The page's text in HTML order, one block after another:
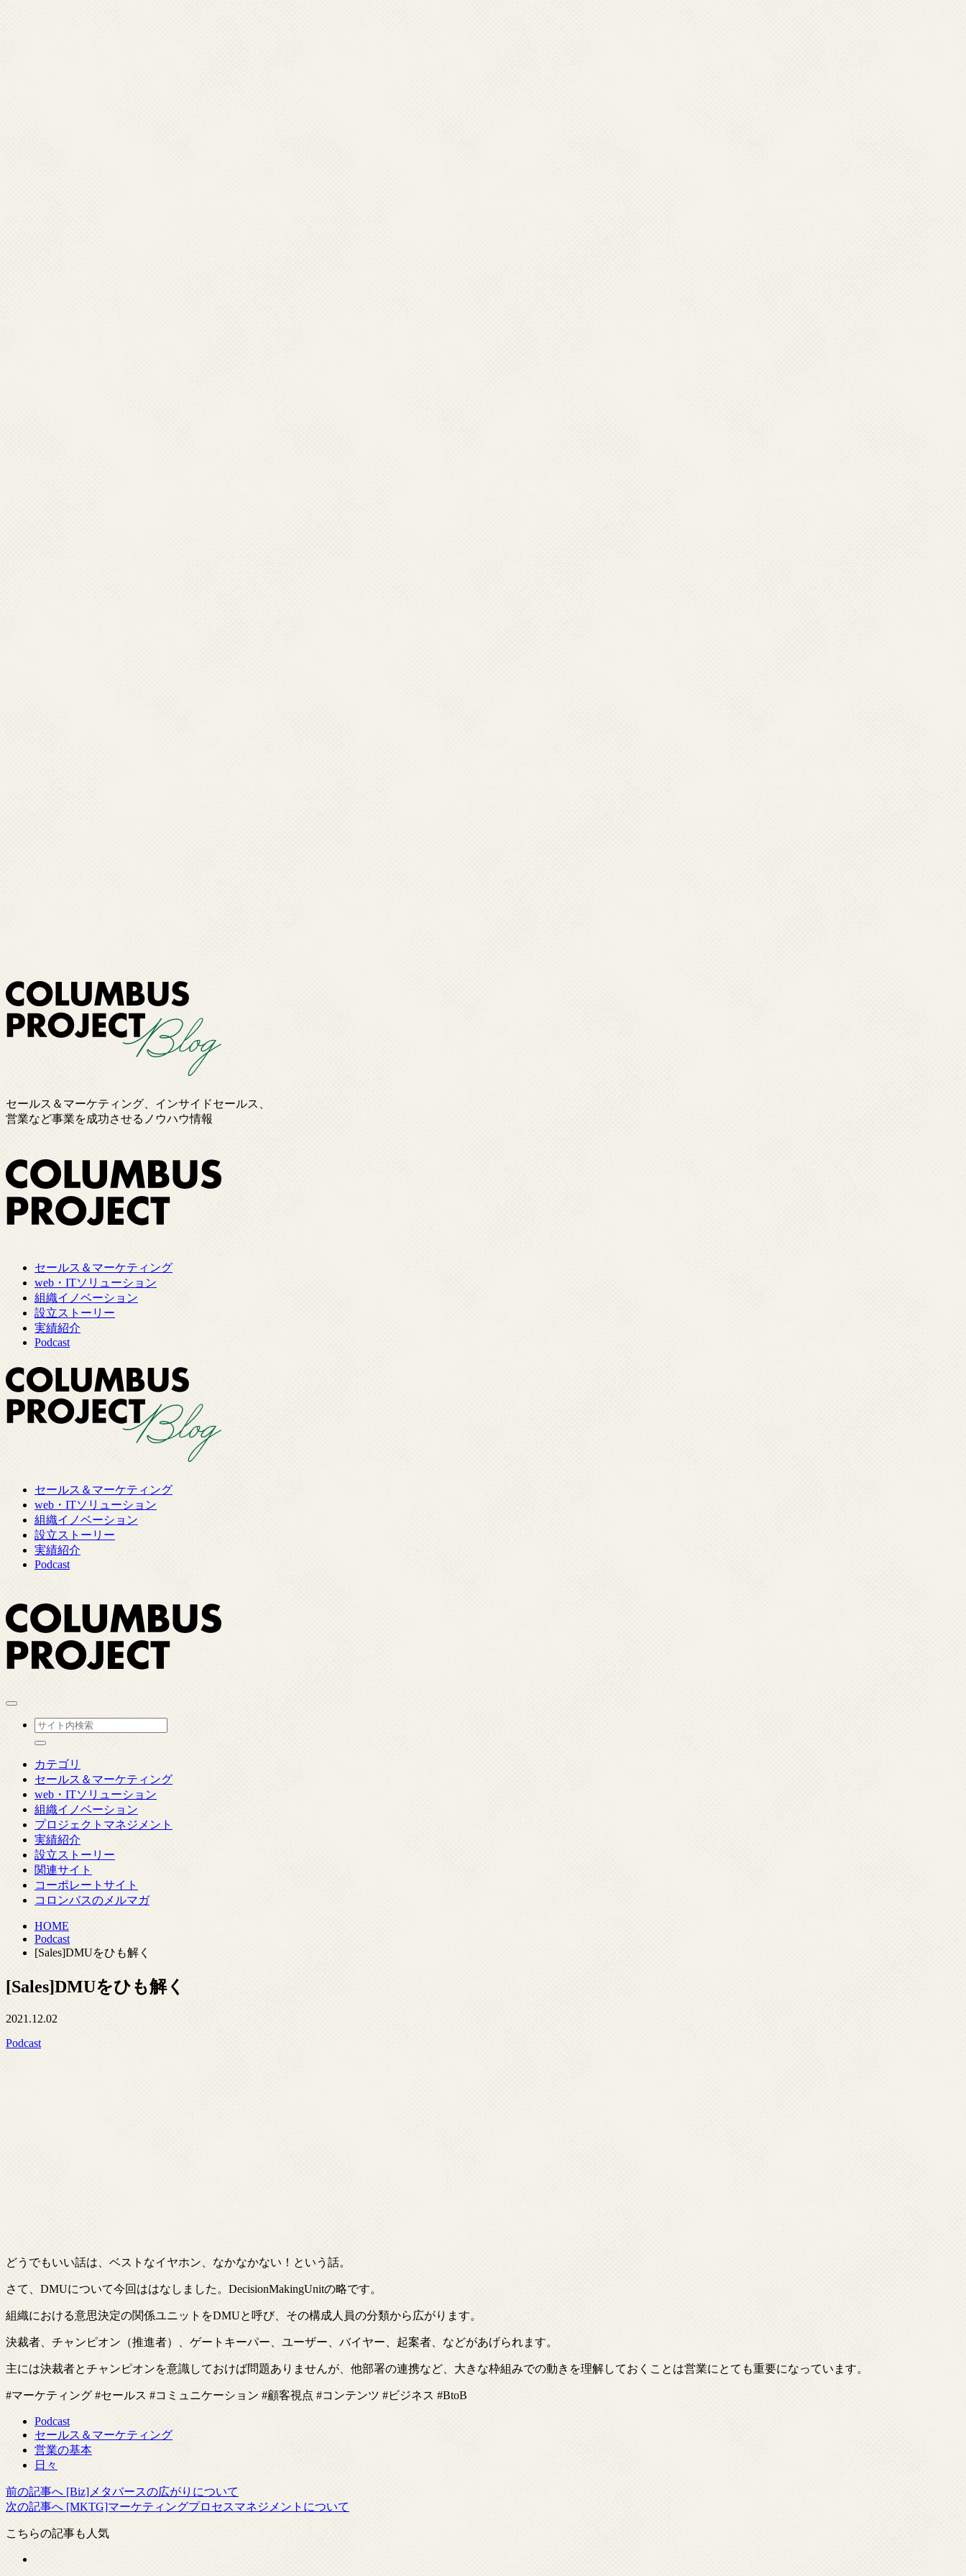
セールス＆マーケティング、インサイドセールス、
営業など事業を成功させるノウハウ情報
セールス＆マーケティング
web・ITソリューション
組織イノベーション
設立ストーリー
実績紹介
Podcast
セールス＆マーケティング
web・ITソリューション
組織イノベーション
設立ストーリー
実績紹介
Podcast
カテゴリ
セールス＆マーケティング
web・ITソリューション
組織イノベーション
プロジェクトマネジメント
実績紹介
設立ストーリー
関連サイト
コーポレートサイト
コロンバスのメルマガ
HOME
Podcast
[Sales]DMUをひも解く
[Sales]DMUをひも解く
2021.12.02
Podcast
どうでもいい話は、ベストなイヤホン、なかなかない！という話。
さて、DMUについて今回ははなしました。DecisionMakingUnitの略です。
組織における意思決定の関係ユニットをDMUと呼び、その構成人員の分類から広がります。
決裁者、チャンピオン（推進者）、ゲートキーパー、ユーザー、バイヤー、起案者、などがあげられます。
主には決裁者とチャンピオンを意識しておけば問題ありませんが、他部署の連携など、大きな枠組みでの動きを理解しておくことは営業にとても重要になっています。
#マーケティング #セールス #コミュニケーション #顧客視点 #コンテンツ #ビジネス #BtoB
Podcast
セールス＆マーケティング
営業の基本
日々
前の記事へ [Biz]メタバースの広がりについて
次の記事へ [MKTG]マーケティングプロセスマネジメントについて
こちらの記事も人気